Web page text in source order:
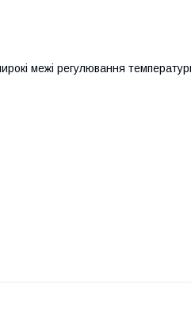
межі регулювання